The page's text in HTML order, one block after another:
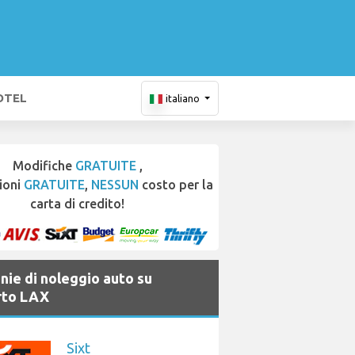
italiano
Modifiche GRATUITE,
GRATUITE, NESSUN costo per la
carta di credito!
di noleggio auto su
LAX
Sixt